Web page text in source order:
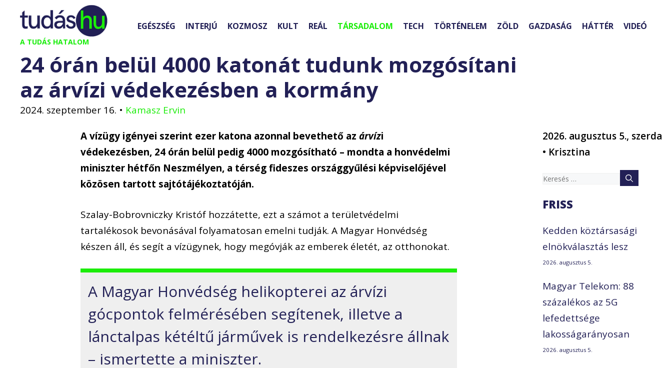
Kilépés
tartalomba
A TUDÁS HATALOM
EGÉSZSÉG INTERJÚ KOZMOSZ KULT REÁL TÁRSADALOM TECH TÖRTÉNELEM ZÖLD GAZDASÁG HÁTTÉR VIDEÓ
24 órán belül 4000 katonát tudunk mozgósítani
az árvízi védekezésben a kormány
2024. szeptember 16. • Kamasz Ervin
A vízügy igényei szerint ezer katona azonnal bevethető azárvízi
védekezésben, 24 órán belül pedig 4000 mozgósítható – mondta a honvédelmi
miniszter hétfőn Neszmélyen, a térség fideszes országgyűlési képviselőjével
közösen tartott sajtótájékoztatóján.
Szalay-Bobrovniczky Kristóf hozzátette, ezt a számot a területvédelmi
tartalékosok bevonásával folyamatosan emelni tudják. A Magyar Honvédség
készen áll, és segít a vízügynek, hogy megóvják az emberek életét, az otthonokat.
A Magyar Honvédség helikopterei az árvízi
gócpontok felmérésében segítenek, illetve a
lánctalpas kétéltű járművek is rendelkezésre állnak
– ismertette a miniszter.
2026. augusztus 5., szerda
• Krisztina
Keresés:
FRISS
Kedden köztársasági
elnökválasztás lesz
2026. augusztus 5.
Magyar Telekom: 88
százalékos az 5G
lefedettsége
lakosságarányosan
2026. augusztus 5.